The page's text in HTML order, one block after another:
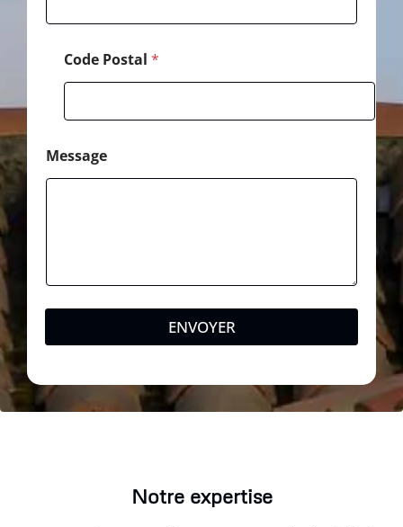
é
Code Postal *
Message
ENVOYER
Notre expertise